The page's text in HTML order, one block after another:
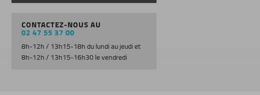
CONTACTEZ-NOUS AU
02 47 55 37 00
8h-12h / 13h15-18h du lundi au jeudi et
8h-12h / 13h15-16h30 le vendredi